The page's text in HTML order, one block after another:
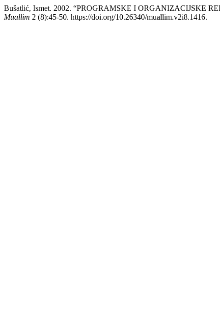
Bušatlić, Ismet. 2002. “PROGRAMSKE I ORGANIZACIJSKE
Muallim 2 (8):45-50. https://doi.org/10.26340/muallim.v2i8.1416.